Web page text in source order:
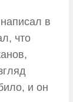
в
что
и он